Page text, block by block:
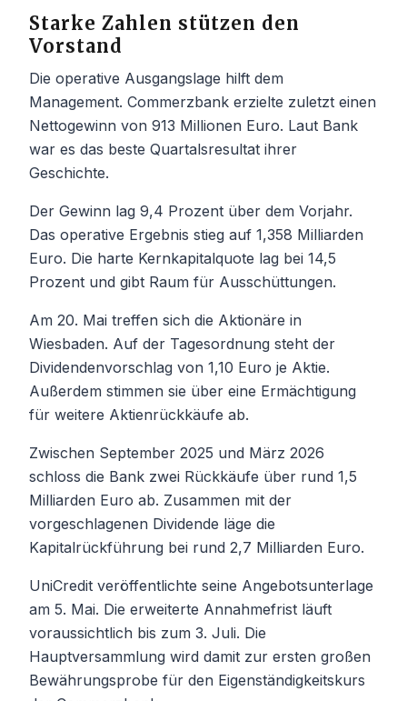
Starke Zahlen stützen den
Vorstand
Die operative Ausgangslage hilft dem
Management. Commerzbank erzielte zuletzt einen
Nettogewinn von 913 Millionen Euro. Laut Bank
war es das beste Quartalsresultat ihrer
Geschichte.
Der Gewinn lag 9,4 Prozent über dem Vorjahr.
Das operative Ergebnis stieg auf 1,358 Milliarden
Euro. Die harte Kernkapitalquote lag bei 14,5
Prozent und gibt Raum für Ausschüttungen.
Am 20. Mai treffen sich die Aktionäre in
Wiesbaden. Auf der Tagesordnung steht der
Dividendenvorschlag von 1,10 Euro je Aktie.
Außerdem stimmen sie über eine Ermächtigung
für weitere Aktienrückkäufe ab.
Zwischen September 2025 und März 2026
schloss die Bank zwei Rückkäufe über rund 1,5
Milliarden Euro ab. Zusammen mit der
vorgeschlagenen Dividende läge die
Kapitalrückführung bei rund 2,7 Milliarden Euro.
UniCredit veröffentlichte seine Angebotsunterlage
am 5. Mai. Die erweiterte Annahmefrist läuft
voraussichtlich bis zum 3. Juli. Die
Hauptversammlung wird damit zur ersten großen
Bewährungsprobe für den Eigenständigkeitskurs